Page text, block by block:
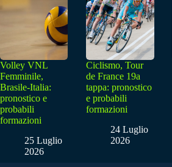
Volley VNL
Femminile,
Brasile-Italia:
pronostico e
probabili
formazioni
25 Luglio
2026
Ciclismo, Tour
de France 19a
tappa: pronostico
e probabili
formazioni
24 Luglio
2026